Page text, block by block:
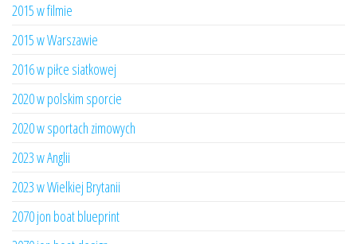
2015 w filmie
2015 w Warszawie
2016 w piłce siatkowej
2020 w polskim sporcie
2020 w sportach zimowych
2023 w Anglii
2023 w Wielkiej Brytanii
2070 jon boat blueprint